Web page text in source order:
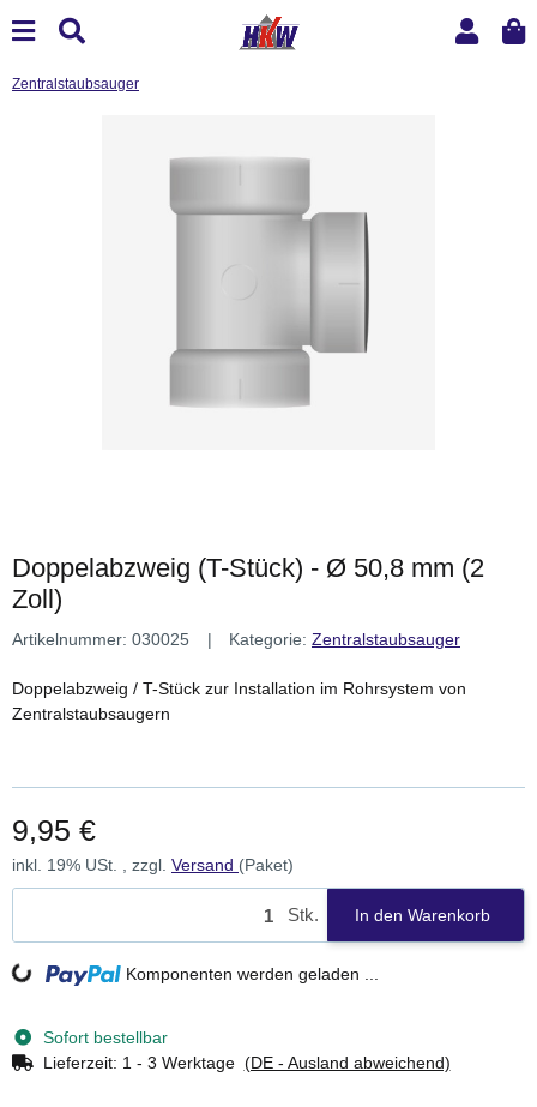
Zentralstaubsauger
Doppelabzweig (T-Stück) - Ø 50,8 mm (2
Zoll)
Artikelnummer: 030025 Kategorie: Zentralstaubsauger
Doppelabzweig / T-Stück zur Installation im Rohrsystem von
Zentralstaubsaugern
9,95 €
inkl. 19% USt. , zzgl. Versand (Paket)
Stk. In den Warenkorb
Loading... Komponenten werden geladen ...
Sofort bestellbar
Lieferzeit: 1 - 3 Werktage (DE - Ausland abweichend)